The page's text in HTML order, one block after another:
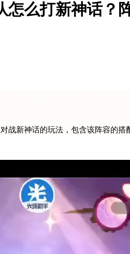
怎么打新神话？
战新神话的玩法，包含该阵容的